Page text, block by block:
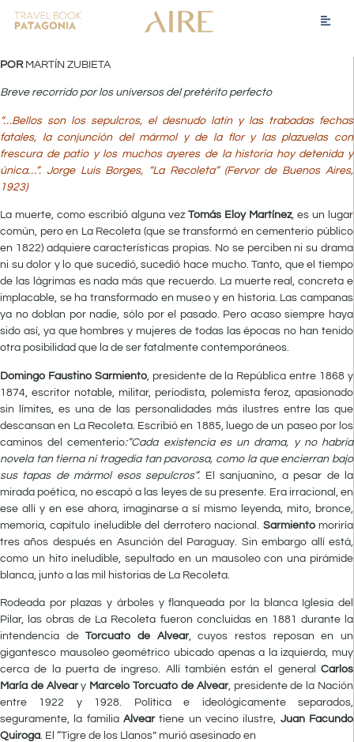
PORMARTÍN ZUBIETA
Breve recorrido por los universos del pretérito perfecto
“…Bellos son los sepulcros, el desnudo latín y las trabadas fechas
fatales, la conjunción del mármol y de la flor y las plazuelas con
frescura de patio y los muchos ayeres de la historia hoy detenida y
única…”. Jorge Luis Borges, “La Recoleta” (Fervor de Buenos Aires,
1923)
La muerte, como escribió alguna vez Tomás Eloy Martínez, es un lugar
común, pero en La Recoleta (que se transformó en cementerio público
en 1822) adquiere características propias. No se perciben ni su drama
ni su dolor y lo que sucedió, sucedió hace mucho. Tanto, que el tiempo
de las lágrimas es nada más que recuerdo. La muerte real, concreta e
implacable, se ha transformado en museo y en historia. Las campanas
ya no doblan por nadie, sólo por el pasado. Pero acaso siempre haya
sido así, ya que hombres y mujeres de todas las épocas no han tenido
otra posibilidad que la de ser fatalmente contemporáneos.
Domingo Faustino Sarmiento, presidente de la República entre 1868 y
1874, escritor notable, militar, periodista, polemista feroz, apasionado
sin límites, es una de las personalidades más ilustres entre las que
descansan en La Recoleta. Escribió en 1885, luego de un paseo por los
caminos del cementerio:”Cada existencia es un drama, y no habría
novela tan tierna ni tragedia tan pavorosa, como la que encierran bajo
sus tapas de mármol esos sepulcros”. El sanjuanino, a pesar de la
mirada poética, no escapó a las leyes de su presente. Era irracional, en
ese allí y en ese ahora, imaginarse a sí mismo leyenda, mito, bronce,
memoria, capítulo ineludible del derrotero nacional. Sarmientomoriría
tres años después en Asunción del Paraguay. Sin embargo allí está,
como un hito ineludible, sepultado en un mausoleo con una pirámide
blanca, junto a las mil historias de La Recoleta.
Rodeada por plazas y árboles y flanqueada por la blanca Iglesia del
Pilar, las obras de La Recoleta fueron concluidas en 1881 durante la
intendencia deTorcuato de Alvear, cuyos restos reposan en un
gigantesco mausoleo geométrico ubicado apenas a la izquierda, muy
cerca de la puerta de ingreso. Allí también están el general Carlos
María de Alveary Marcelo Torcuato de Alvear, presidente de la Nación
entre 1922 y 1928. Política e ideológicamente separados,
seguramente, la familia Alveartiene un vecino ilustre, Juan Facundo
Quiroga. El “Tigre de los Llanos” murió asesinado en